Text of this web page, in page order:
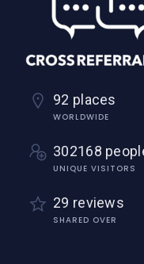
92 places
WORLDWIDE
302168
UNIQUE VISITORS
29 reviews
SHARED OVER